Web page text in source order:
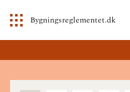
Bygningsreglementet.dk